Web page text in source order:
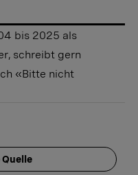
bis 2025 als
schreibt gern
«Bitte nicht